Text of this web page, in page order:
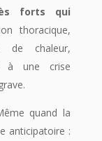
forts qui
thoracique,
de chaleur,
à une crise
quand la
anticipatoire :